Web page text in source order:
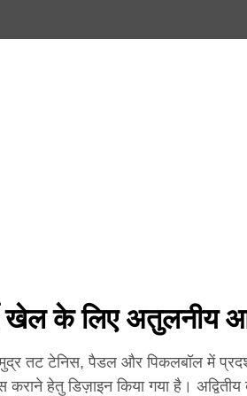
खेल के लिए अतुलनीय
तट टेनिस, पैडल और पिकलबॉल में
हेतु डिज़ाइन किया गया है।